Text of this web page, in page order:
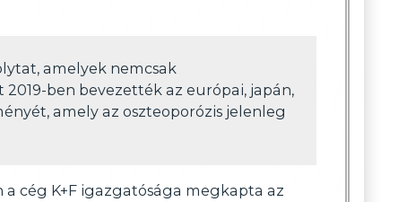
amelyek nemcsak
ben bevezették az európai, japán,
amely az oszteoporózis jelenleg
cég K+F igazgatósága megkapta az